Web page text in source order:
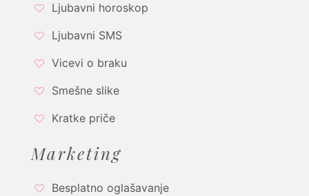
Ljubavni horoskop
Ljubavni SMS
Vicevi o braku
Smešne slike
Kratke priče
Marketing
Besplatno oglašavanje